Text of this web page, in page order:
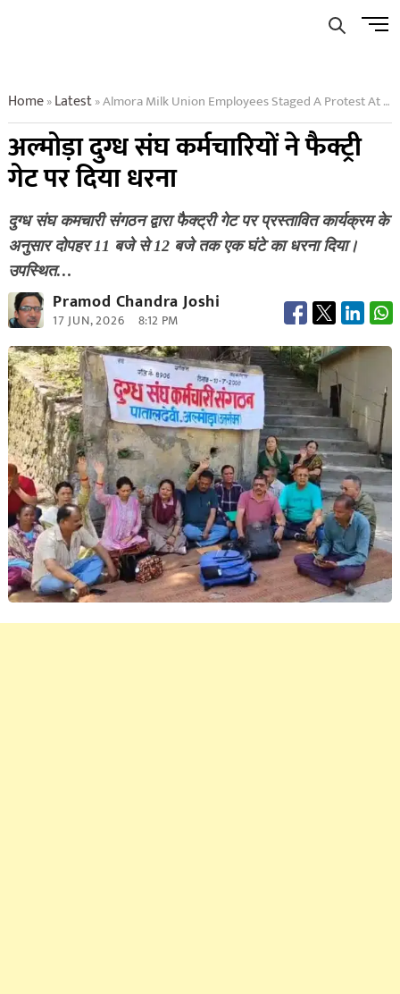
Menu
Home»Latest»Almora Milk Union Employees Staged A Protest At The Factory Gate
अल्मोड़ा दुग्ध संघ कर्मचारियों ने फैक्ट्री
गेट पर दिया धरना
दुग्ध संघ कमचारी संगठन द्वारा फैक्ट्री गेट पर प्रस्तावित कार्यक्रम के
अनुसार दोपहर 11 बजे से 12 बजे तक एक घंटे का धरना दिया।
उपस्थित…
Pramod Chandra Joshi
17 JUN, 2026 8:12 PM